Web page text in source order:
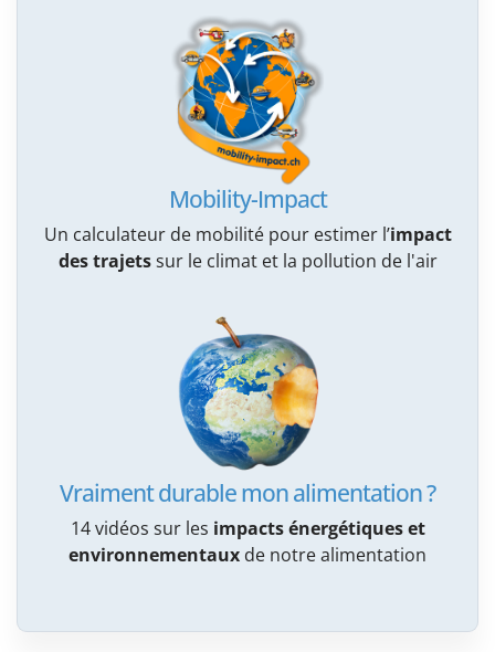
Mobility-Impact
Un calculateur de mobilité pour estimer l’impact
des trajetssur le climat et la pollution de l'air
Vraiment durable mon alimentation ?
14 vidéos sur les impacts énergétiques et
environnementaux de notre alimentation